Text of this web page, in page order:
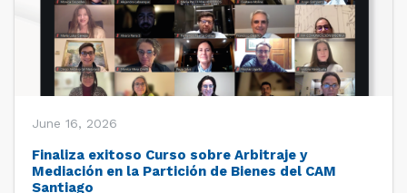
June 16, 2026
Finaliza exitoso Curso sobre Arbitraje y
Mediación en la Partición de Bienes del CAM
Santiago